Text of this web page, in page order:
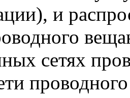
и
сетях